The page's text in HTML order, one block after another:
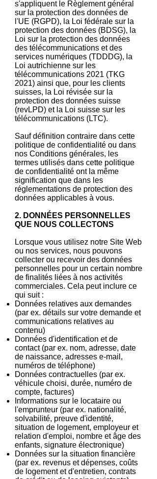
s'appliquent le Règlement général
sur la protection des données de
l'UE (RGPD), la Loi fédérale sur la
protection des données (BDSG), la
Loi sur la protection des données
des télécommunications et des
services numériques (TDDDG), la
Loi autrichienne sur les
télécommunications 2021 (TKG
2021) ainsi que, pour les clients
suisses, la Loi révisée sur la
protection des données suisse
(revLPD) et la Loi suisse sur les
télécommunications (LTC).
Sauf définition contraire dans cette
politique de confidentialité ou dans
nos Conditions générales, les
termes utilisés dans cette politique
de confidentialité ont la même
signification que dans les
réglementations de protection des
données applicables à vous.
2. DONNÉES PERSONNELLES
QUE NOUS COLLECTONS
Lorsque vous utilisez notre Site Web
ou nos services, nous pouvons
collecter ou recevoir des données
personnelles pour un certain nombre
de finalités liées à nos activités
commerciales. Cela peut inclure ce
qui suit :
Données relatives aux demandes
(par ex. détails sur votre demande et
communications relatives au
contenu)
Données d'identification et de
contact (par ex. nom, adresse, date
de naissance, adresses e-mail,
numéros de téléphone)
Données contractuelles (par ex.
véhicule choisi, durée, numéro de
compte, factures)
Informations sur le locataire ou
l'emprunteur (par ex. nationalité,
solvabilité, preuve d'identité,
situation de logement, employeur et
relation d'emploi, nombre et âge des
enfants, signature électronique)
Données sur la situation financière
(par ex. revenus et dépenses, coûts
de logement et d'entretien, contrats